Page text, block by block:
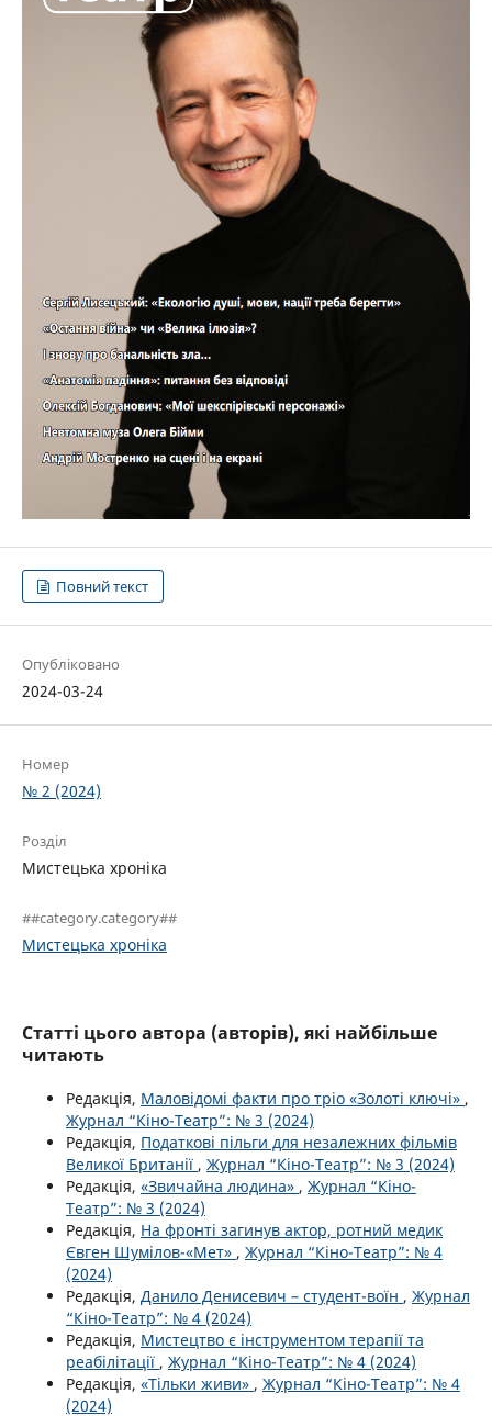
Повний текст
Опубліковано
2024-03-24
Номер
№ 2 (2024)
Розділ
Мистецька хроніка
##category.category##
Мистецька хроніка
Статті цього автора (авторів), які найбільше
читають
Редакція, Маловідомі факти про тріо «Золоті ключі» ,
Журнал “Кіно-Театр”: № 3 (2024)
Редакція, Податкові пільги для незалежних фільмів
Великої Британії , Журнал “Кіно-Театр”: № 3 (2024)
Редакція, «Звичайна людина» , Журнал “Кіно-
Театр”: № 3 (2024)
Редакція, На фронті загинув актор, ротний медик
Євген Шумілов-«Мет» , Журнал “Кіно-Театр”: № 4
(2024)
Редакція, Данило Денисевич – студент-воїн , Журнал
“Кіно-Театр”: № 4 (2024)
Редакція, Мистецтво є інструментом терапії та
реабілітації , Журнал “Кіно-Театр”: № 4 (2024)
Редакція, «Тільки живи» , Журнал “Кіно-Театр”: № 4
(2024)